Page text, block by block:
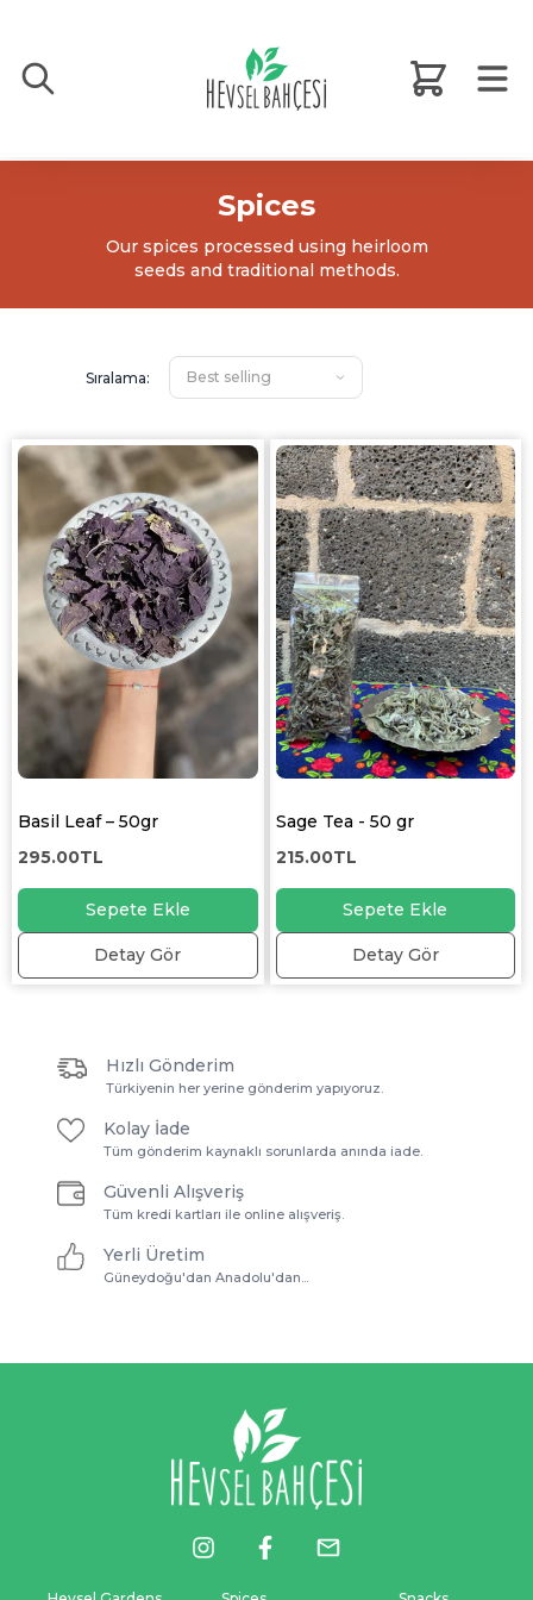
Spices
Our spices processed using heirloom
seeds and traditional methods.
Sıralama:
Basil Leaf – 50gr
295.00TL
Sepete Ekle
Detay Gör
Sage Tea - 50 gr
215.00TL
Sepete Ekle
Detay Gör
Hızlı Gönderim
Türkiyenin her yerine gönderim yapıyoruz.
Kolay İade
Tüm gönderim kaynaklı sorunlarda anında iade.
Güvenli Alışveriş
Tüm kredi kartları ile online alışveriş.
Yerli Üretim
Güneydoğu'dan Anadolu'dan...